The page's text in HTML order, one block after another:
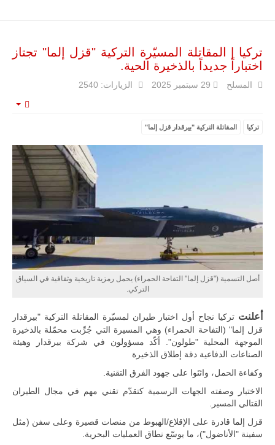
البرازيل |
شركة
طائرات
سوبر توكانو.
تتوقع شركة
إمبراير البرازيلية
للصناعات الجوية
أن تصبح القارة
الأفريقية أكبر
لطائرة الهجوم
والتدريب
المتقدم "A-29
سوبر توكانو"
توقعات بتوريد
نحو 150…
للمزيد
تركيا | المقاتلة المسيّرة التركية "قزل إلما" تجتاز
اختباراً جديداً بالذخيرة الحية.
المسلح 29 سبتمبر 2025 الزيارات: 2540
تركيا المقاتلة التركية "بيرقدار قزل إلما"
أصل التسمية ("قزل إلما" التفاحة الحمراء) يحمل رمزية تاريخية وثقافية في السياق
التركي.
أعلنت تركيا نجاح أول اختبار طيران لمسيّرة المقاتلة التركية "بيرقدار
قزل إلما" (التفاحة الحمراء) وهي المسيرة التي جُرِّبت محمّلة بالذخيرة
الموجهة المحلية "طولون". أكّد مسؤولون في شركة بيرقدار وهيئة
الصناعات الدفاعية دقة إطلاق الذخيرة
وكفاءة الحمل، واثنَوا على جهود الفرق التقنية.
الاختبار وصفته الجهات الرسمية كتقدّم تقني مهم في مجال الطيران
القتالي المسير.
قزل إلما قادرة على الإقلاع/الهبوط من منصات قصيرة وعلى سفن (مثل
سفينة "الأناضول")، ما يوسّع نطاق العمليات البحرية.